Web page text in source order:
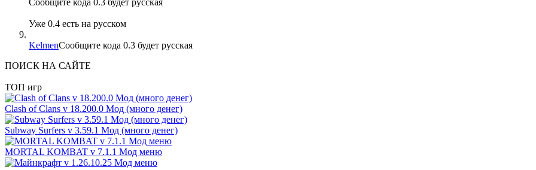
Сообщите кода 0.3 будет русская
Уже 0.4 есть на русском
KelmenСообщите кода 0.3 будет русская
ПОИСК НА САЙТЕ
ТОП игр
Clash of Clans v 18.200.0 Мод (много денег)
Subway Surfers v 3.59.1 Мод (много денег)
MORTAL KOMBAT v 7.1.1 Мод меню